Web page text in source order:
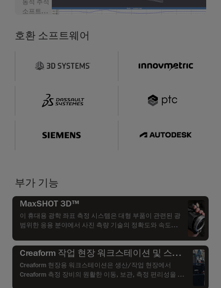
킹
동적 추적
소프트웨
호환 소프트웨어
부가 기능
MaxSHOT 3D™
이 휴대용 광학 좌표 측정 시스템은 대형 부품이 관련된 광
범위한 응용 분야에서 사진 측량 기술의 정확도와 속도를
Creaform 작업 현장 워크스테이션 및 스탠
드
Creaform 현장용 워크스테이션은 생산/작업 현장에서
Creaform 측정 장비의 원활한 이동, 보관, 측정 편리성을 제